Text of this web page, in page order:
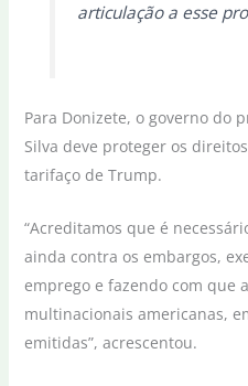
articulação a esse
Para Donizete, o governo do
Silva deve proteger os
tarifaço de Trump.
“Acreditamos que é
ainda contra os embargos,
emprego e fazendo com que
multinacionais americanas,
emitidas”, acrescentou.